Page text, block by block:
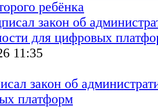
ребёнка
11:35
закон об
платформ